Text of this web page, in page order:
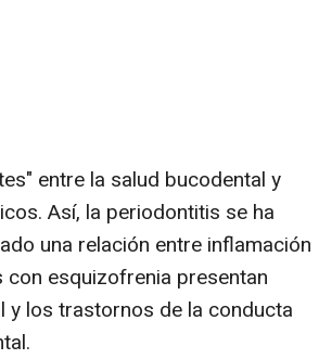
entre la salud bucodental y
Así, la periodontitis se ha
una relación entre inflamación
esquizofrenia presentan
los trastornos de la conducta